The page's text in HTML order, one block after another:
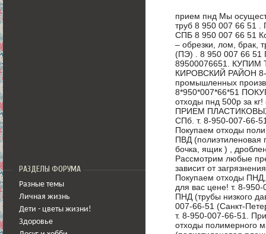
РАЗДЕЛЫ ФОРУМА
Разные темы
Личная жизнь
Дети - цветы жизни!
Здоровье
прием пнд Мы
труб 8 950 007 66 51
СПБ 8 950 007 66 51
– обрезки, лом, брак,
(ПЭ) . 8 950 007 66
89500076651.
КИРОВСКИЙ РАЙОН 8-
промышленных
8*950*007*66*51
отходы пнд 500р за
ПРИЕМ ПЛАСТИКОВЫХ
СПб. т. 8-950-007-66-
Покупаем отходы
ПВД (полиэтиленовая
бочка, ящик ) ,
Рассмотрим любые
зависит от
Покупаем отходы
для вас цене! т. 8-
ПНД (трубы низкого
007-66-51 (Санкт-
т. 8-950-007-66-51.
отходы полимерного